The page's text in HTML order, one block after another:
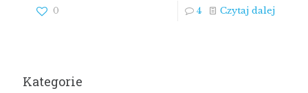
0 4 Czytaj dalej
Kategorie